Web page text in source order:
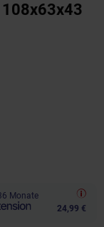
Monate
24,99 €